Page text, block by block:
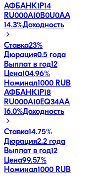
АФБАНК1Р14
RU000A10B0U0AA
14.3%Доходность
Ставка23%
Дюрация0.5 года
Выплат в год12
Цена104.96%
Номинал1000 RUB
АФБАНК1Р18
RU000A10EQ34AA
16.0%Доходность
Ставка14.75%
Дюрация2.2 года
Выплат в год12
Цена99.57%
Номинал1000 RUB